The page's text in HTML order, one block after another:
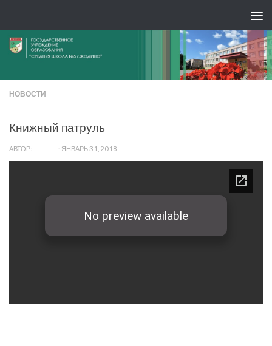
НОВОСТИ
Книжный патруль
АВТОР: · ЯНВАРЬ 31, 2018